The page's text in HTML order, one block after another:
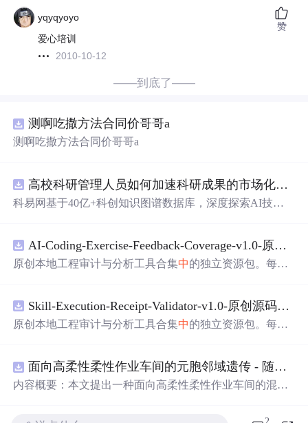
yqyqyoyo
爱心培训
2010-10-12
赞
——到底了——
测啊吃撒方法合同价哥哥a
测啊吃撒方法合同价哥哥a
高校科研管理人员如何加速科研成果的市场化转化？.docx
科易网基于40亿+科创知识图谱数据库，深度探索AI技术
新领域的AI+数智化解决方案，推动科技创新与产业创新
智能化发展。
AI-Coding-Exercise-Feedback-Coverage-v1.0-原创源码与文档.zip
原创本地工程审计与分析工具合集中的独立资源包。每个
README、运行说明、功能清单、MIT License及原创与授
权声明。解压后进入project目录，执行npm test验证算法，
目源码、Logo、官方截图、论文、生产日志或其他受限素
材。适合前端开发、AI应用工程、测试审计和课程实践。
Skill-Execution-Receipt-Validator-v1.0-原创源码与文档.zip
原创本地工程审计与分析工具合集中的独立资源包。每个
README、运行说明、功能清单、MIT License及原创与授
权声明。解压后进入project目录，执行npm test验证算法，
面向高柔性柔性作业车间的元胞邻域遗传 - 随机重启爬山混合调度优化算法（Matlab代码实现）
内容概要：本文提出一种面向高柔性柔性作业车间的混合